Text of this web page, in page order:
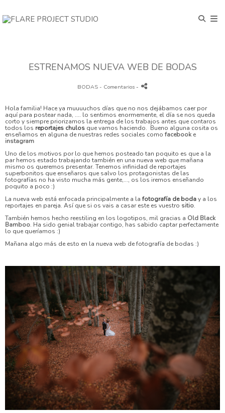
ESTRENAMOS NUEVA WEB DE BODAS
BODAS - Comentarios -
Hola familia! Hace ya muuuuchos días que no nos dejábamos caer por
aquí para postear nada, .... lo sentimos enormemente, el día se nos queda
corto y siempre priorizamos la entrega de los trabajos antes que contaros
todos los reportajes chulos que vamos haciendo. Bueno alguna cosita os
enseñamos en alguna de nuestras redes sociales como facebook e
instagram
Uno de los motivos por lo que hemos posteado tan poquito es que a la
par hemos estado trabajando también en una nueva web que mañana
mismo os queremos presentar. Tenemos infinidad de reportajes
superbonitos que enseñaros que salvo los protagonistas de las
fotografías no ha visto mucha más gente,..., os los iremos enseñando
poquito a poco :)
La nueva web está enfocada principalmente a la fotografía de boday a los
reportajes en pareja. Así que si os vais a casar este es vuestro sitio.
También hemos hecho reestiling en los logotipos, mil gracias a Old Black
Bamboo. Ha sido genial trabajar contigo, has sabido captar perfectamente
lo que queríamos :)
Mañana algo más de esto en la nueva web de fotografía de bodas :)